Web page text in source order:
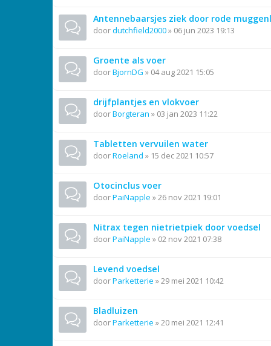
Antennebaarsjes ziek door rode
doordutchfield2000» 06 jun 2023 19:13
Groente als voer
doorBjornDG » 04 aug 2021 15:05
drijfplantjes en vlokvoer
doorBorgteran » 03 jan 2023 11:22
Tabletten vervuilen water
doorRoeland » 15 dec 2021 10:57
Otocinclus voer
doorPaiNapple »26 nov 2021 19:01
Nitrax tegen nietrietpiek door voedsel
doorPaiNapple » 02 nov 2021 07:38
Levend voedsel
doorParketterie »29 mei 2021 10:42
Bladluizen
doorParketterie »20 mei 2021 12:41